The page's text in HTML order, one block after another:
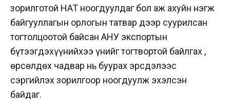
зорилготой НӨАТ ноогдуулдаг бол аж ахуйн нэгж
байгууллагын орлогын татвар дээр суурилсан
тогтолцоотой байсан АНУ экспортын
бүтээгдэхүүнийхээ үнийг тогтвортой байлгах ,
өрсөлдөх чадвар нь буурах эрсдэлээс
сэргийлэх зорилгоор ноогдуулж эхэлсэн
байдаг.